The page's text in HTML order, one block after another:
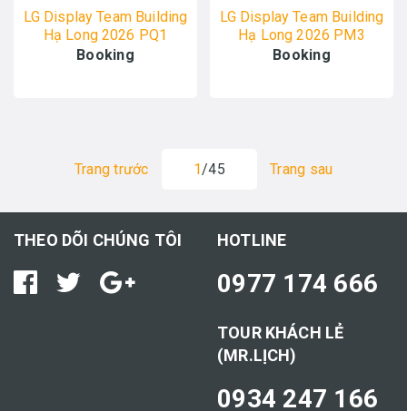
LG Display Team Building
Hạ Long 2026 PQ1
20/04 - ALO TOUR
Booking
LG Display Team Building
Hạ Long 2026 PM3
20/04 - ALO TOUR
Booking
Trang trước 1/45 Trang sau
THEO DÕI CHÚNG TÔI HOTLINE
0977 174 666
TOUR KHÁCH LẺ
(MR.LỊCH)
0934 247 166